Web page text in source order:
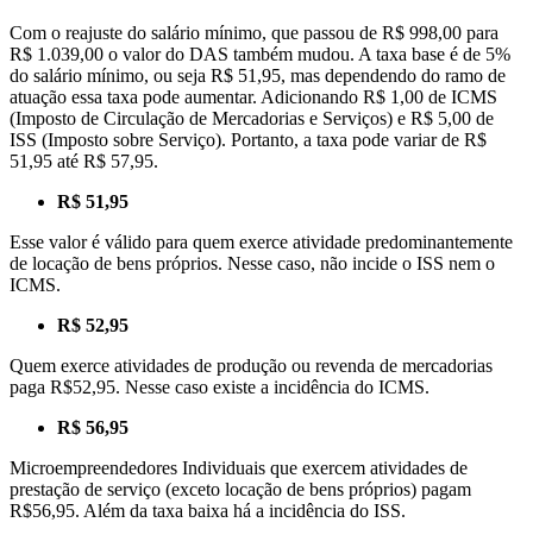
Com o reajuste do salário mínimo, que passou de R$ 998,00 para
R$ 1.039,00 o valor do DAS também mudou. A taxa base é de 5%
do salário mínimo, ou seja R$ 51,95, mas dependendo do ramo de
atuação essa taxa pode aumentar. Adicionando R$ 1,00 de ICMS
(Imposto de Circulação de Mercadorias e Serviços) e R$ 5,00 de
ISS (Imposto sobre Serviço). Portanto, a taxa pode variar de R$
51,95 até R$ 57,95.
R$ 51,95
Esse valor é válido para quem exerce atividade predominantemente
de locação de bens próprios. Nesse caso, não incide o ISS nem o
ICMS.
R$ 52,95
Quem exerce atividades de produção ou revenda de mercadorias
paga R$52,95. Nesse caso existe a incidência do ICMS.
R$ 56,95
Microempreendedores Individuais que exercem atividades de
prestação de serviço (exceto locação de bens próprios) pagam
R$56,95. Além da taxa baixa há a incidência do ISS.